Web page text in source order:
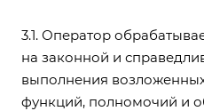
3.1. Оператор
на законной и
выполнения
функций, полномочий и